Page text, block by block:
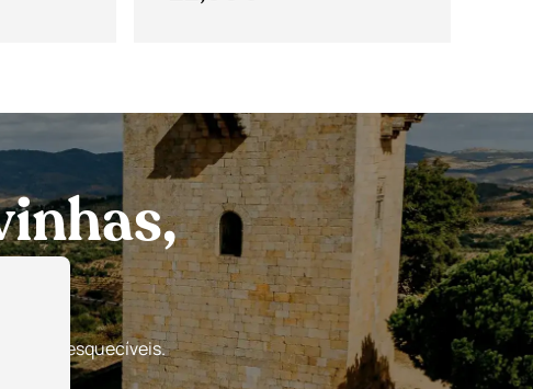
inesquecíveis.